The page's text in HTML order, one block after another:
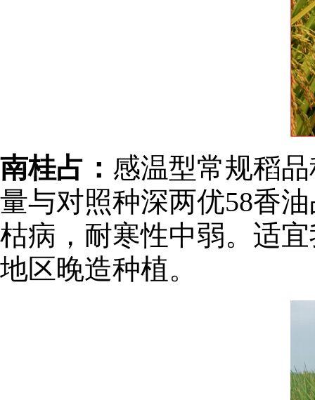
南桂占： 感温型常规稻
量与对照种深两优58香
枯病，耐寒性中弱。适
地区晚造种植。